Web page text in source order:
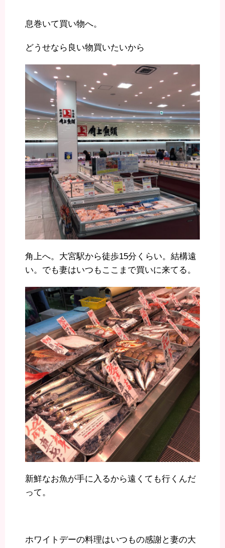
息巻いて買い物へ。
どうせなら良い物買いたいから
角上へ。大宮駅から徒歩15分くらい。結構遠
い。でも妻はいつもここまで買いに来てる。
新鮮なお魚が手に入るから遠くても行くんだ
って。
ホワイトデーの料理はいつもの感謝と妻の大